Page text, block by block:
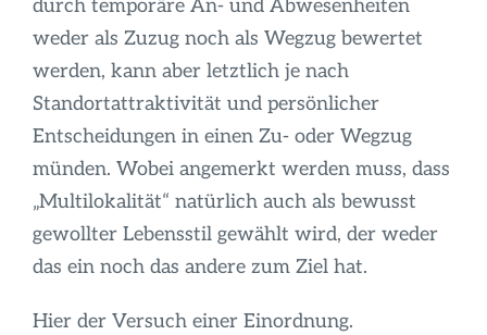
durch temporäre An- und Abwesenheiten
weder als Zuzug noch als Wegzug bewertet
werden, kann aber letztlich je nach
Standortattraktivität und persönlicher
Entscheidungen in einen Zu- oder Wegzug
münden. Wobei angemerkt werden muss, dass
„Multilokalität“ natürlich auch als bewusst
gewollter Lebensstil gewählt wird, der weder
das ein noch das andere zum Ziel hat.
Hier der Versuch einer Einordnung.